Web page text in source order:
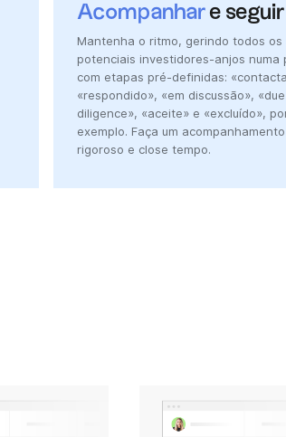
Acompanhare seguir
Mantenha o ritmo, gerindo todos os
potenciais investidores-anjos numa
com etapas pré-definidas:
«respondido», «em discussão», «due
diligence», «aceite» e «excluído»,
exemplo. Faça um acompanhamento
rigoroso e close tempo.